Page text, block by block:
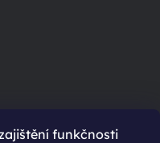
funkčnosti